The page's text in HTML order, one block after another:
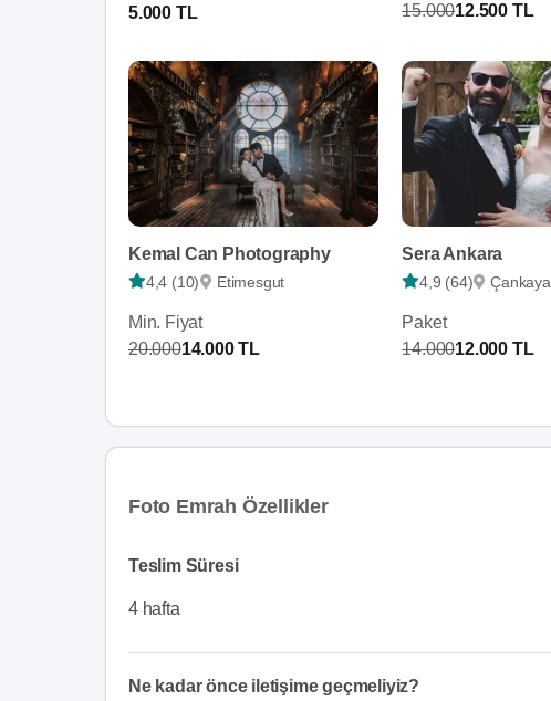
5.000 TL
15.00012.500 TL
Kemal Can Photography
4,4 (10) Etimesgut
Min. Fiyat
20.00014.000 TL
Sera Ankara
4,9 (64) Çankaya
Paket
14.00012.000 TL
Foto Emrah Özellikler
Teslim Süresi
4 hafta
Ne kadar önce iletişime geçmeliyiz?